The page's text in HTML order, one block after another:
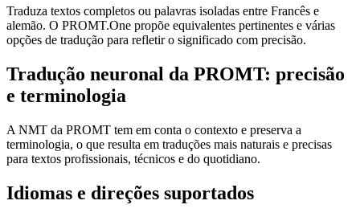
Traduza textos completos ou palavras isoladas entre Francês e
alemão. O PROMT.One propõe equivalentes pertinentes e várias
opções de tradução para refletir o significado com precisão.
Tradução neuronal da PROMT: precisão
e terminologia
A NMT da PROMT tem em conta o contexto e preserva a
terminologia, o que resulta em traduções mais naturais e precisas
para textos profissionais, técnicos e do quotidiano.
Idiomas e direções suportados